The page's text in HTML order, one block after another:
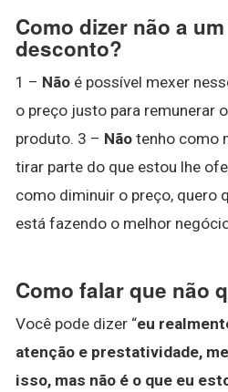
Como dizer não a
desconto?
1 – Não é possível mexer
o preço justo para remunerar
produto. 3 – Não tenho como
tirar parte do que estou lhe
como diminuir o preço, quero
está fazendo o melhor
Como falar que não
Você pode dizer “eu
atenção e prestatividade,
isso, mas não é o que eu